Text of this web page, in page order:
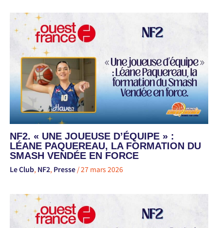
NF2. « UNE JOUEUSE D’ÉQUIPE » :
LÉANE PAQUEREAU, LA FORMATION DU
SMASH VENDÉE EN FORCE
Le Club, NF2, Presse /27 mars 2026